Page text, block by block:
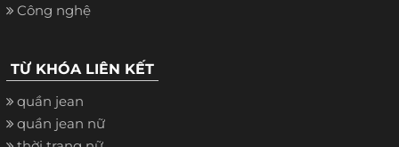
Công nghệ
TỪ KHÓA LIÊN KẾT
quần jean
quần jean nữ